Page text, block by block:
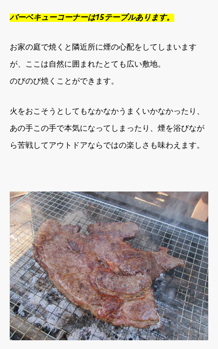
バーベキューコーナーは15テーブルあります。
お家の庭で焼くと隣近所に煙の心配をしてしまいます
が、ここは自然に囲まれたとても広い敷地。
のびのび焼くことができます。
火をおこそうとしてもなかなかうまくいかなかったり、
あの手この手で本気になってしまったり、 煙を浴びなが
ら苦戦してアウトドアならではの楽しさも味わえます。